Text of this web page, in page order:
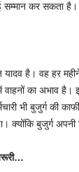
कर सकता है।
यादव है। वह हर
का अभाव है।
भी बुजुर्ग की
क्योंकि बुजुर्ग